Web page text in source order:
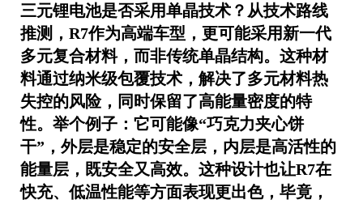
三元锂电池是否采用单晶技术？从技术路线
推测，R7作为高端车型，更可能采用新一代
多元复合材料，而非传统单晶结构。这种材
料通过纳米级包覆技术，解决了多元材料热
失控的风险，同时保留了高能量密度的特
性。举个例子：它可能像“巧克力夹心饼
干”，外层是稳定的安全层，内层是高活性的
能量层，既安全又高效。这种设计也让R7在
快充、低温性能等方面表现更出色，毕竟，